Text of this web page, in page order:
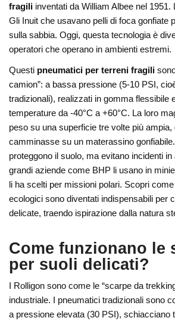
fragili inventati da William Albee nel
Gli Inuit che usavano pelli di foca gonfiate
sulla sabbia. Oggi, questa tecnologia è
operatori che operano in ambienti estremi.
Questi pneumatici per terreni fragili
camion”: a bassa pressione (5-10 PSI,
tradizionali), realizzati in gomma flessibile
temperature da -40°C a +60°C. La loro
peso su una superficie tre volte più
camminasse su un materassino
proteggono il suolo, ma evitano incidenti
grandi aziende come BHP li usano in
li ha scelti per missioni polari. Scopri
ecologici sono diventati indispensabili per
delicate, traendo ispirazione dalla natura
Come funzionano le
per suoli delicati?
I Rolligon sono come le “scarpe da
industriale. I pneumatici tradizionali sono
a pressione elevata (30 PSI), schiacciano